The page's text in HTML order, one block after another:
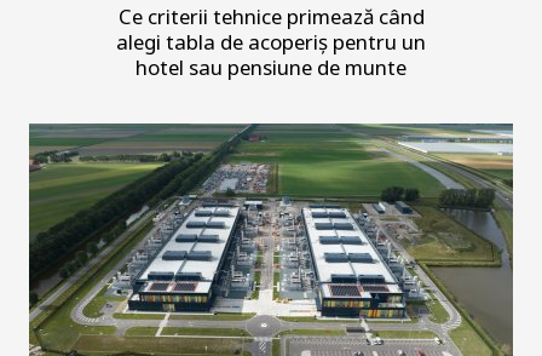
Ce criterii tehnice primează când
alegi tabla de acoperiș pentru un
hotel sau pensiune de munte